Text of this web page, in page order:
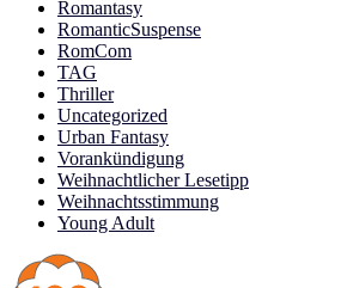
Romantasy
RomanticSuspense
RomCom
TAG
Thriller
Uncategorized
Urban Fantasy
Vorankündigung
Weihnachtlicher Lesetipp
Weihnachtsstimmung
Young Adult